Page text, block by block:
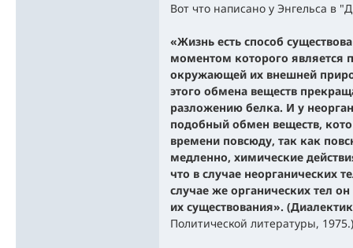
Вот что написано у Энгельса в
«Жизнь есть способ
моментом которого является
окружающей их внешней
этого обмена веществ
разложению белка. И у
подобный обмен веществ,
времени повсюду, так как
медленно, химические
что в случае неорганических
случае же органических тел
их существования».
Политической литературы, 1975.)